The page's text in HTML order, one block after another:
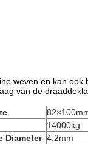
weven en kan ook
van de
14000kg
Diameter 4.2mm